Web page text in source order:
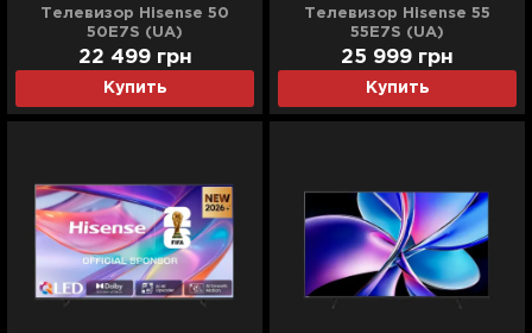
Телевизор Hisense 50
50E7S (UA)
Купить
22 499 грн
Телевизор Hisense 55
55E7S (UA)
Купить
25 999 грн